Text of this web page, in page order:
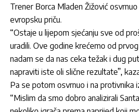
Trener Borca Mladen Žižović
evropsku priču.
“Ostaje u lijepom sjećanju sve od
uradili. Ove godine krećemo od
nadam se da nas ceka težak i dug
napraviti iste oli slične rezultate”,
Pa se potom osvrnuo i na protivnika
“Mislim da smo dobro analizirali